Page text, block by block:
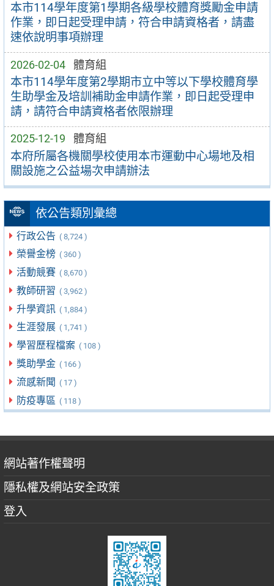
本市114學年度第1學期各級學校體育獎勵金申請
作業，即日起受理申請，符合申請資格者，請盡
速依說明事項辦理
2026-02-04 體育組
本市114學年度第2學期市立中等以下學校體育學
生助學金及培訓補助金申請作業，即日起受理申
請，請符合申請資格者依限辦理
2025-12-19 體育組
本府所屬各機關學校使用本市運動中心場地及相
關設施之公益場次申請辦法
依公告類別彙總
行政公告 ( 8,724 )
榮譽金榜 ( 360 )
活動競賽 ( 8,670 )
教師研習 ( 3,962 )
升學資訊 ( 1,884 )
生涯發展 ( 1,741 )
學習歷程檔案 ( 108 )
獎助學金 ( 166 )
流感新聞 ( 17 )
防疫專區 ( 118 )
網站著作權聲明
隱私權及網站安全政策
登入